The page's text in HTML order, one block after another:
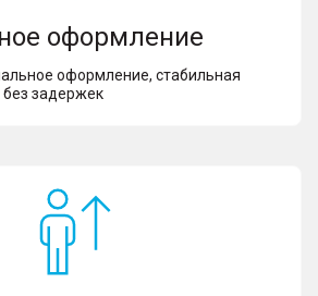
оформление
оформление, стабильная
без задержек